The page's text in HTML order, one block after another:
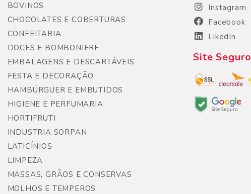
BOVINOS
CHOCOLATES E COBERTURAS
CONFEITARIA
DOCES E BOMBONIERE
EMBALAGENS E DESCARTÁVEIS
FESTA E DECORAÇÃO
HAMBÚRGUER E EMBUTIDOS
HIGIENE E PERFUMARIA
HORTIFRUTI
INDUSTRIA SORPAN
LATICÍNIOS
LIMPEZA
MASSAS, GRÃOS E CONSERVAS
MOLHOS E TEMPEROS
Instagram
Facebook
LikedIn
Site Seguro